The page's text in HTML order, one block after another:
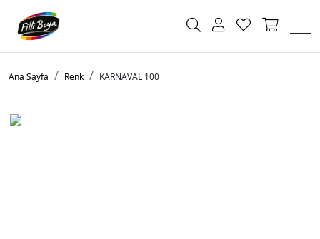
Ana Sayfa Renk KARNAVAL 100